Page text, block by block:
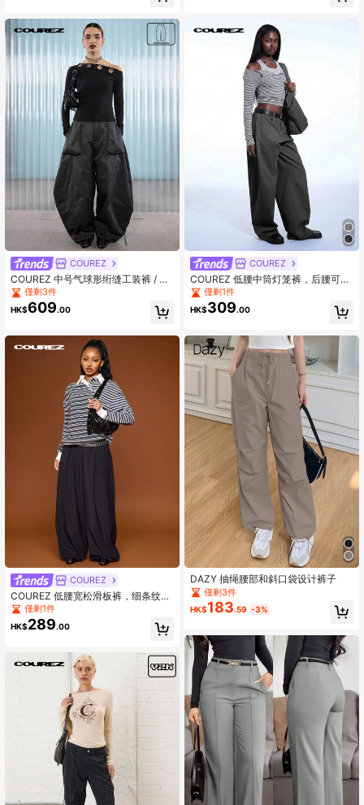
COUREZ
COUREZ 中号气球形绗缝工装裤 / Y2
K 秋冬女装 冬季外出灰色长裤 女式派
对新年装
僅剩3件
HK$609.00
COUREZ
COUREZ 低腰宽松滑板裤，细条纹设
计，Y2K街头风，可爱宽松秋冬假日
新年女装，优雅百搭。
僅剩1件
HK$289.00
COUREZ
COUREZ 低腰中筒灯笼裤，后腰可调
节系带设计 / Y2K 春季女装街头风米
色长裤，适合外出、派对、锐舞派
对、音乐节等场合，夏季百搭单品
僅剩1件
HK$309.00
DAZY 抽绳腰部和斜口袋设计裤子
僅剩3件
HK$183.59 -3%